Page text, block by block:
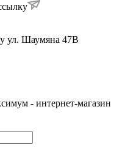
ул. Шаумяна 47В
- интернет-магазин